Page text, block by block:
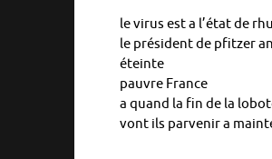
le virus est a l’état de
le président de pfitzer
éteinte
pauvre France
a quand la fin de la
vont ils parvenir a